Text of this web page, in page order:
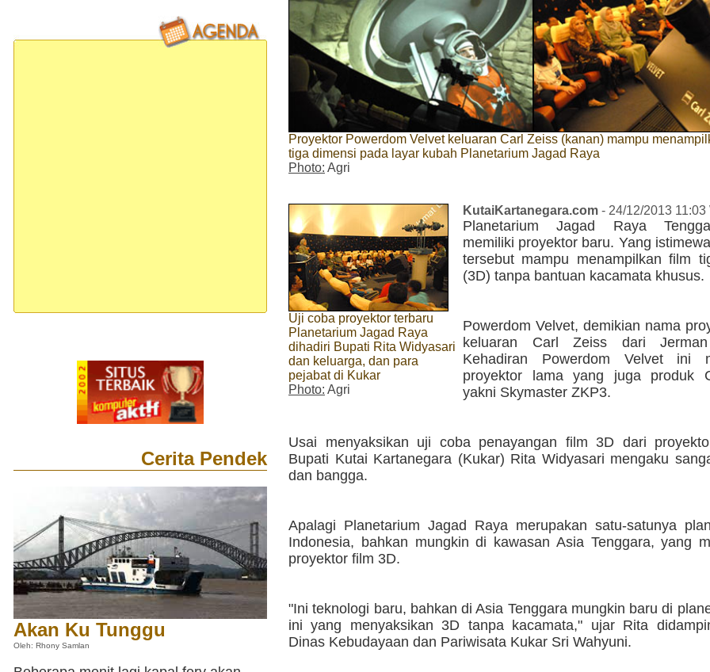
Cerita Pendek
Akan Ku Tunggu
Oleh: Rhony Samlan
Proyektor Powerdom Velvet keluaran Carl Zeiss (kanan) mampu
tiga dimensi pada layar kubah Planetarium Jagad Raya
Photo: Agri
Uji coba proyektor terbaru
Planetarium Jagad Raya
dihadiri Bupati Rita Widyasari
dan keluarga, dan para
pejabat di Kukar
Photo: Agri
KutaiKartanegara.com - 24/12/2013 11:03
Planetarium Jagad Raya
memiliki proyektor baru. Yang
tersebut mampu menampilkan film
(3D) tanpa bantuan kacamata khusus.
Powerdom Velvet, demikian nama
keluaran Carl Zeiss dari
Kehadiran Powerdom Velvet ini
proyektor lama yang juga produk
yakni Skymaster ZKP3.
Usai menyaksikan uji coba penayangan film 3D dari
Bupati Kutai Kartanegara (Kukar) Rita Widyasari mengaku
dan bangga.
Apalagi Planetarium Jagad Raya merupakan satu-satunya
Indonesia, bahkan mungkin di kawasan Asia Tenggara, yang
proyektor film 3D.
"Ini teknologi baru, bahkan di Asia Tenggara mungkin baru di
ini yang menyaksikan 3D tanpa kacamata," ujar Rita
Dinas Kebudayaan dan Pariwisata Kukar Sri Wahyuni.